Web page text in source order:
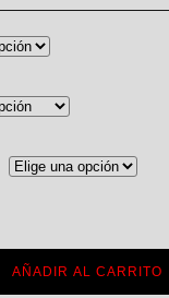
AÑADIR AL CARRITO